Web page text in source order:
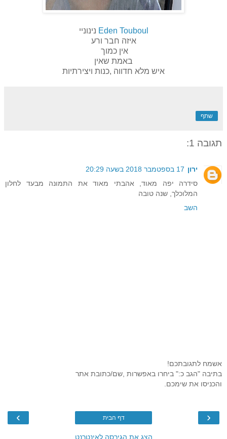
Eden Touboul נינוניי
איזה חבר ורע
אין כמוך
באמת שאין
איש מלא חדווה ,כנות ויצירתיות
שתף
תגובה 1:
ירון 17 בספטמבר 2018 בשעה 20:29
סידרה יפה מאוד, אהבתי מאוד את התמונה מבעד לחלון
המלוכלך, שנה טובה
השב
אשמח לתגובתכם!
בתיבה "הגב כ:" ביחרו באפשרות ,שם/כתובת אתר
והכניסו את שימכם.
‹
› דף הבית
הצג את הגירסה לאינטרנט